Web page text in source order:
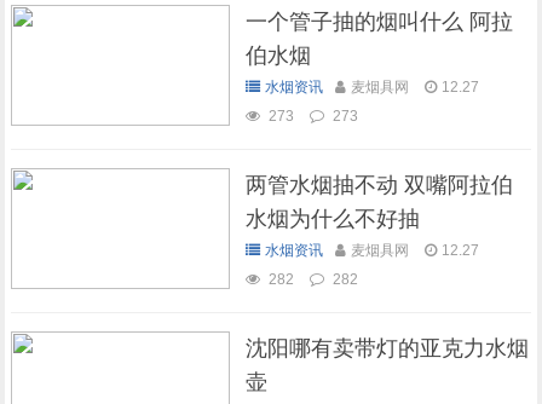
一个管子抽的烟叫什么 阿拉
伯水烟
水烟资讯 麦烟具网
12.27
273
273
两管水烟抽不动 双嘴阿拉伯
水烟为什么不好抽
水烟资讯 麦烟具网
12.27
282
282
沈阳哪有卖带灯的亚克力水烟
壶